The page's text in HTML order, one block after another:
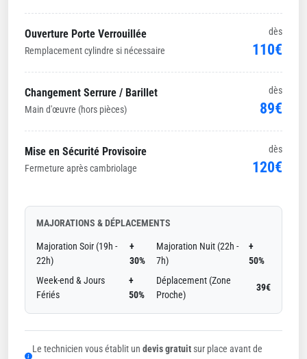
Ouverture Porte Verrouillée
Remplacement cylindre si nécessaire
dès
110€
Changement Serrure / Barillet
Main d'œuvre (hors pièces)
dès
89€
Mise en Sécurité Provisoire
Fermeture après cambriolage
dès
120€
MAJORATIONS & DÉPLACEMENTS
Majoration Soir (19h -
22h)
+
30%
Majoration Nuit (22h -
7h)
+
50%
Week-end & Jours
Fériés
+
50%
Déplacement (Zone
Proche)
39€
Le technicien vous établit un devis gratuitsur place avant de